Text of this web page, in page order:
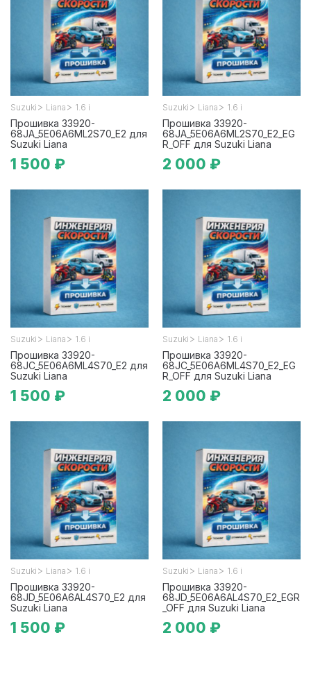
Suzuki > Liana > 1.6 i
Прошивка 33920-
68JA_5E06A6ML2S70_E2 для
Suzuki Liana
1 500 ₽
Suzuki > Liana > 1.6 i
Прошивка 33920-
68JA_5E06A6ML2S70_E2_EG
R_OFF для Suzuki Liana
2 000 ₽
Suzuki > Liana > 1.6 i
Прошивка 33920-
68JC_5E06A6ML4S70_E2 для
Suzuki Liana
1 500 ₽
Suzuki > Liana > 1.6 i
Прошивка 33920-
68JC_5E06A6ML4S70_E2_EG
R_OFF для Suzuki Liana
2 000 ₽
Suzuki > Liana > 1.6 i
Прошивка 33920-
68JD_5E06A6AL4S70_E2 для
Suzuki Liana
1 500 ₽
Suzuki > Liana > 1.6 i
Прошивка 33920-
68JD_5E06A6AL4S70_E2_EGR
_OFF для Suzuki Liana
2 000 ₽